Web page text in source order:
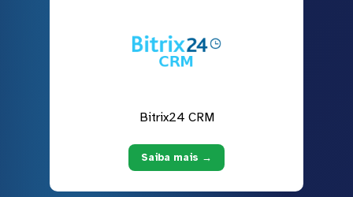
Bitrix24 CRM
Saiba mais →